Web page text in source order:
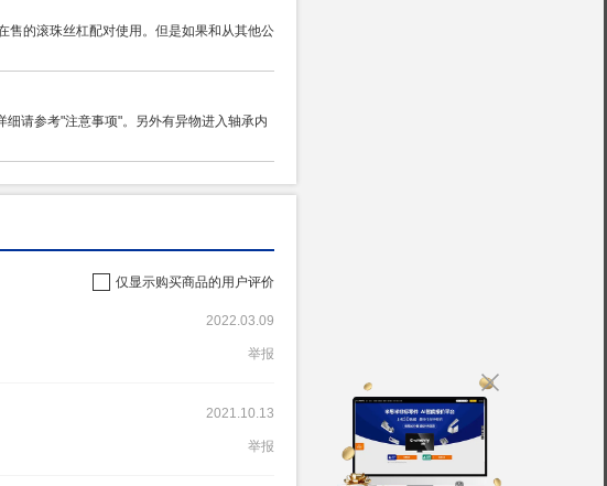
售的滚珠丝杠配对使用。但是如果和从其他公
请参考"注意事项"。另外有异物进入轴承内
仅显示购买商品的用户评价
2022.03.09
举报
2021.10.13
举报